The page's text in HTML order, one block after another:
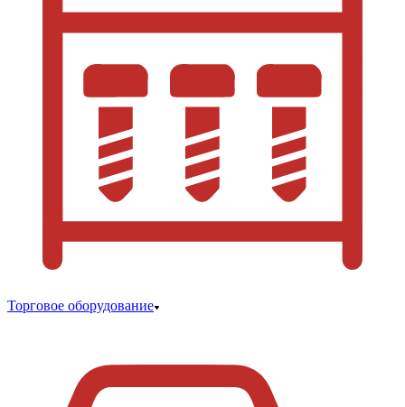
Торговое оборудование